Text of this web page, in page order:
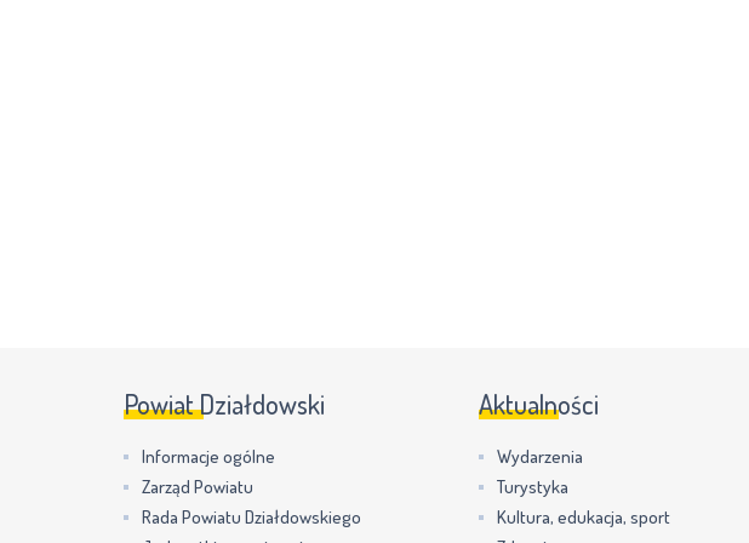
Powiat Działdowski
Informacje ogólne
Zarząd Powiatu
Rada Powiatu Działdowskiego
Aktualności
Wydarzenia
Turystyka
Kultura, edukacja, sport